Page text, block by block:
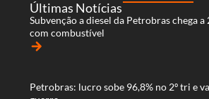
Últimas Notícias
Subvenção a diesel da Petrobras chega a
com combustível
arrow_forward
Petrobras: lucro sobe 96,8% no 2º tri e